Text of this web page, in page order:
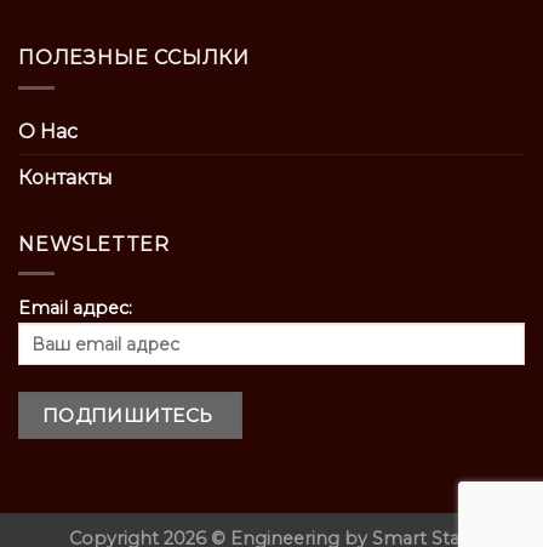
ПОЛЕЗНЫЕ ССЫЛКИ
О Нас
Контакты
NEWSLETTER
Email адрес:
Copyright 2026 © Engineering by Smart Start